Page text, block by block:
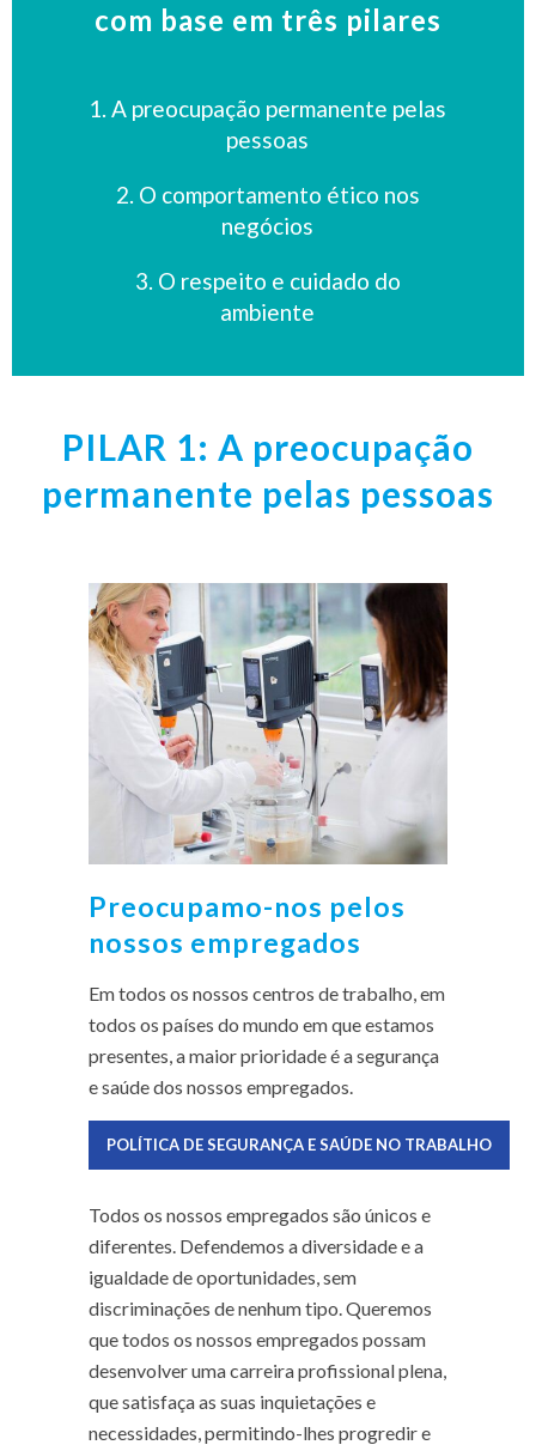
com base em três pilares
1. A preocupação permanente pelas
pessoas
2. O comportamento ético nos
negócios
3. O respeito e cuidado do
ambiente
PILAR 1: A preocupação
permanente pelas pessoas
Preocupamo-nos pelos
nossos empregados
Em todos os nossos centros de trabalho, em
todos os países do mundo em que estamos
presentes, a maior prioridade é a segurança
e saúde dos nossos empregados.
POLÍTICA DE SEGURANÇA E SAÚDE NO TRABALHO
Todos os nossos empregados são únicos e
diferentes. Defendemos a diversidade e a
igualdade de oportunidades, sem
discriminações de nenhum tipo. Queremos
que todos os nossos empregados possam
desenvolver uma carreira profissional plena,
que satisfaça as suas inquietações e
necessidades, permitindo-lhes progredir e